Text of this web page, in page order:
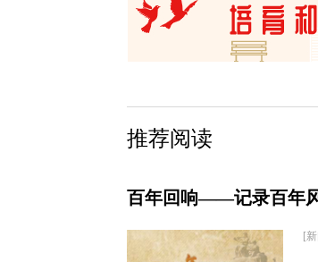
推荐阅读
百年回响——记录百年
[新